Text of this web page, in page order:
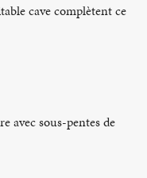
cave complètent ce
avec sous-pentes de